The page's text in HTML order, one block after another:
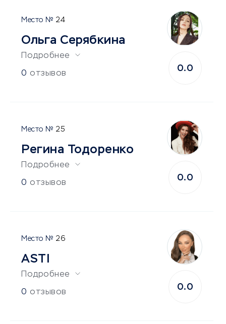
24
Ольга Серябкина
Подробнее
0 отзывов
0.0
25
Регина Тодоренко
Подробнее
0 отзывов
0.0
26
ASTI
Подробнее
0 отзывов
0.0